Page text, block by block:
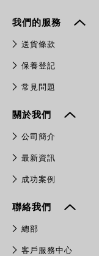
我們的服務
送貨條款
保養登記
常見問題
關於我們
公司簡介
最新資訊
成功案例
聯絡我們
總部
客戶服務中心